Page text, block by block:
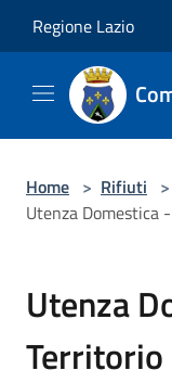
Regione Lazio
Home > Rifiuti >
Utenza Domestica
Utenza